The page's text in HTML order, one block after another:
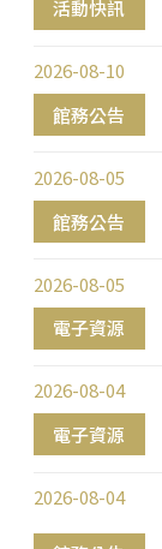
活動快訊
館務公告
2026-08-10
館務公告
2026-08-05
電子資源
2026-08-05
電子資源
2026-08-04
2026-08-04